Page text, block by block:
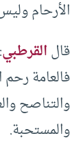
الأرحام
قالالقرطبي
فالعامة
والتناصح
والمستحبة.